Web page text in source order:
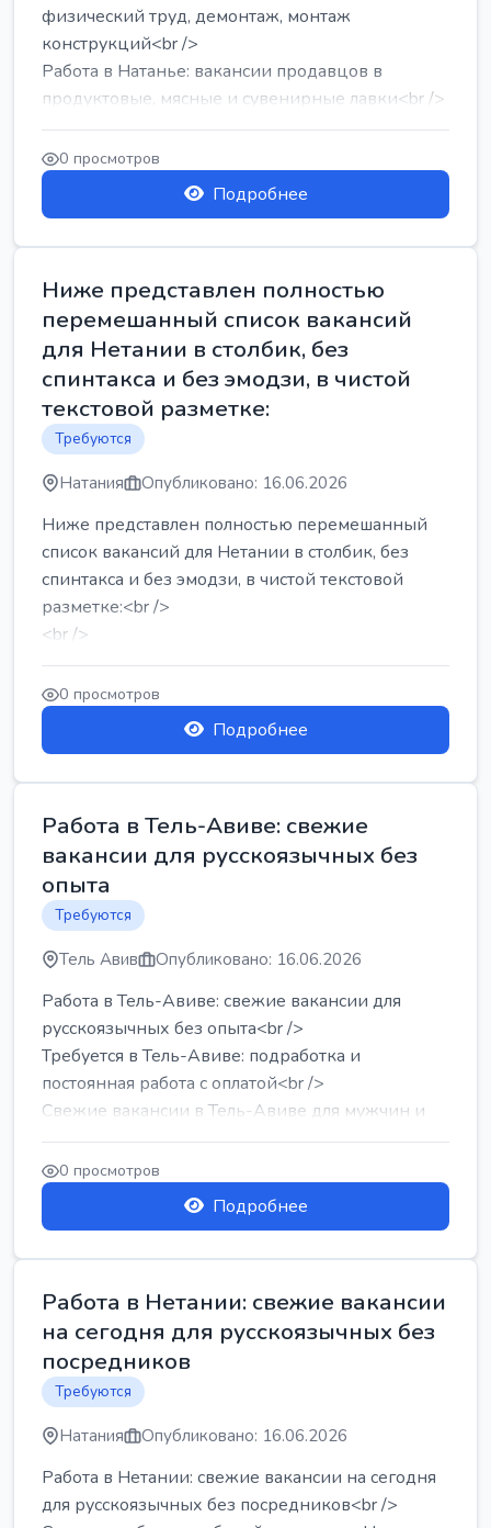
физический труд, демонтаж, монтаж
конструкций<br />
Работа в Натанье: вакансии продавцов в
продуктовые, мясные и сувенирные лавки<br />
Разнорабочий на сборку м...
0 просмотров
Подробнее
Ниже представлен полностью
перемешанный список вакансий
для Нетании в столбик, без
спинтакса и без эмодзи, в чистой
текстовой разметке:
Требуются
Натания Опубликовано: 16.06.2026
Ниже представлен полностью перемешанный
список вакансий для Нетании в столбик, без
спинтакса и без эмодзи, в чистой текстовой
разметке:<br />
<br />
Работа в Нетании на мебельном производстве:
требу...
0 просмотров
Подробнее
Работа в Тель-Авиве: свежие
вакансии для русскоязычных без
опыта
Требуются
Тель Авив Опубликовано: 16.06.2026
Работа в Тель-Авиве: свежие вакансии для
русскоязычных без опыта<br />
Требуется в Тель-Авиве: подработка и
постоянная работа с оплатой<br />
Свежие вакансии в Тель-Авиве для мужчин и
женщин от хозя...
0 просмотров
Подробнее
Работа в Нетании: свежие вакансии
на сегодня для русскоязычных без
посредников
Требуются
Натания Опубликовано: 16.06.2026
Работа в Нетании: свежие вакансии на сегодня
для русскоязычных без посредников<br />